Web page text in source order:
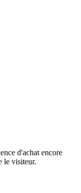
d'achat encore
le visiteur.